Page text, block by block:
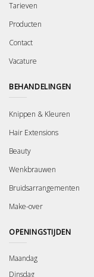
Tarieven
Producten
Contact
Vacature
BEHANDELINGEN
Knippen & Kleuren
Hair Extensions
Beauty
Wenkbrauwen
Bruidsarrangementen
Make-over
OPENINGSTIJDEN
Maandag
Dinsdag